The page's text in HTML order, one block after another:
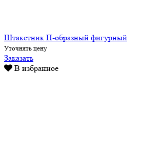
Штакетник П-образный фигурный
Уточнять цену
Заказать
В избранное